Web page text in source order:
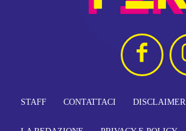
STAFF CONTATTACI DISCLAIMER